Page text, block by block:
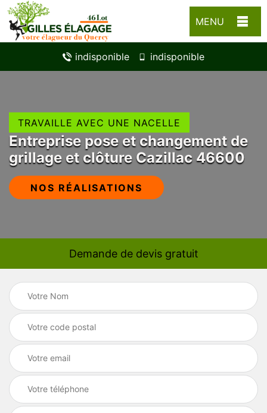
MENU
indisponible indisponible
TRAVAILLE AVEC UNE NACELLE
Entreprise pose et changement de
grillage et clôture Cazillac 46600
NOS RÉALISATIONS
Demande de devis gratuit